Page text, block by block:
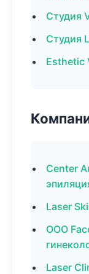
Студия
Студия
Esthetic
Center
Laser
ООО
Laser